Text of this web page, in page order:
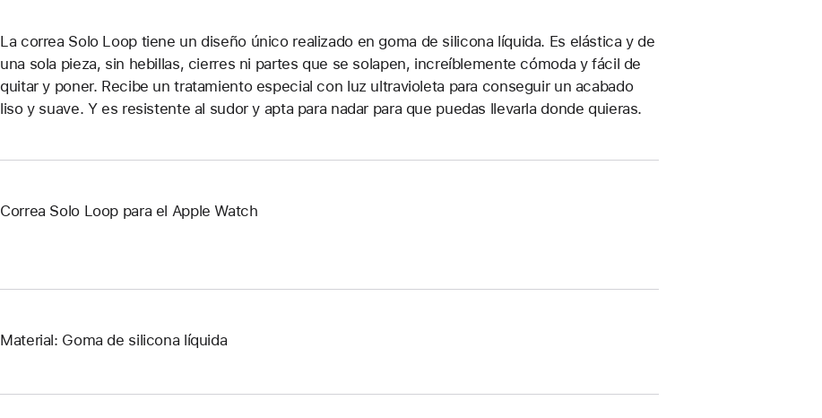
La correa Solo Loop tiene un diseño único realizado en goma de silicona líquida. Es elástica y de
una sola pieza, sin hebillas, cierres ni partes que se solapen, increíblemente cómoda y fácil de
quitar y poner. Recibe un tratamiento especial con luz ultravioleta para conseguir un acabado
liso y suave. Y es resistente al sudor y apta para nadar para que puedas llevarla donde quieras.
Correa Solo Loop para el Apple Watch
Material: Goma de silicona líquida